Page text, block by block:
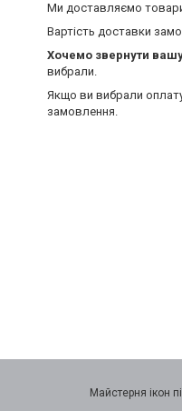
Ми доставляємо
Вартість доставки
Хочемо звернути
вибрали.
Якщо ви вибрали
замовлення.